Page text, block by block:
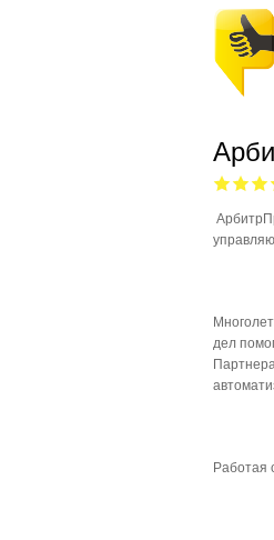
дел
Работая